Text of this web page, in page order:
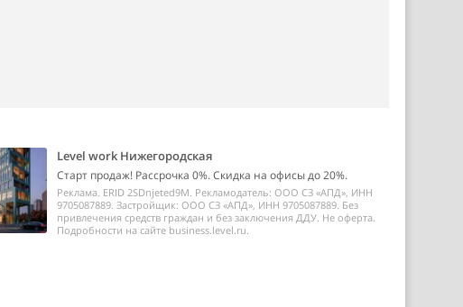
Level work Нижегородская
Старт продаж! Рассрочка 0%. Скидка на офисы до 20%.
Реклама. ERID 2SDnjeted9M. Рекламодатель: ООО СЗ «АПД», ИНН
9705087889. Застройщик: ООО СЗ «АПД», ИНН 9705087889. Без
привлечения средств граждан и без заключения ДДУ. Не оферта.
Подробности на сайте business.level.ru.